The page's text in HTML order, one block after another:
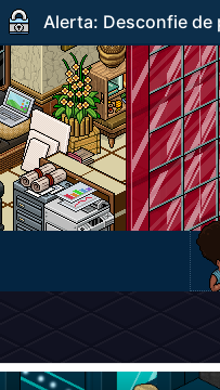
Alerta: Desconfie de